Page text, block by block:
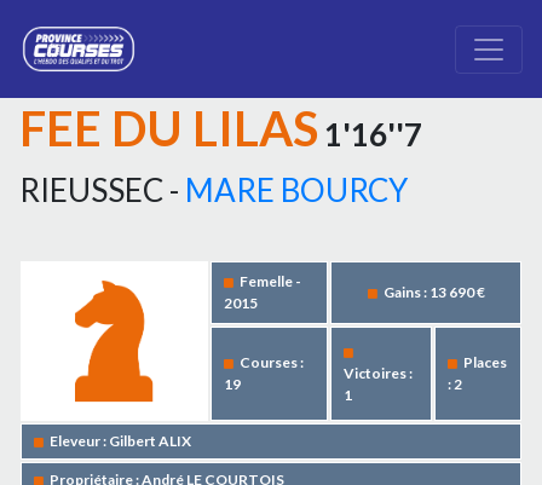
FEE DU LILAS 1'16''7
RIEUSSEC - MARE BOURCY
Femelle -
2015
Gains : 13 690 €
Courses :
19
Victoires :
1
Places
: 2
Eleveur : Gilbert ALIX
Propriétaire : André LE COURTOIS